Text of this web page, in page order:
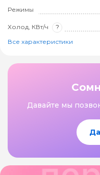
Режимы
Холод, КВт/ч ?
Все характеристики
Давайте мы